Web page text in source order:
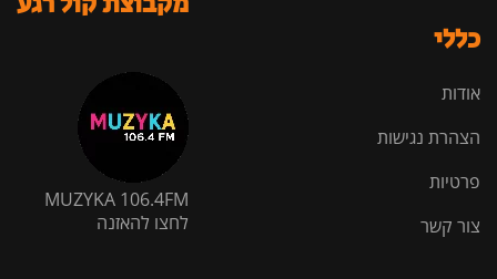
כללי
אודות
הצהרת נגישות
פרטיות
צור קשר
MUZYKA 106.4FM
לחצו להאזנה